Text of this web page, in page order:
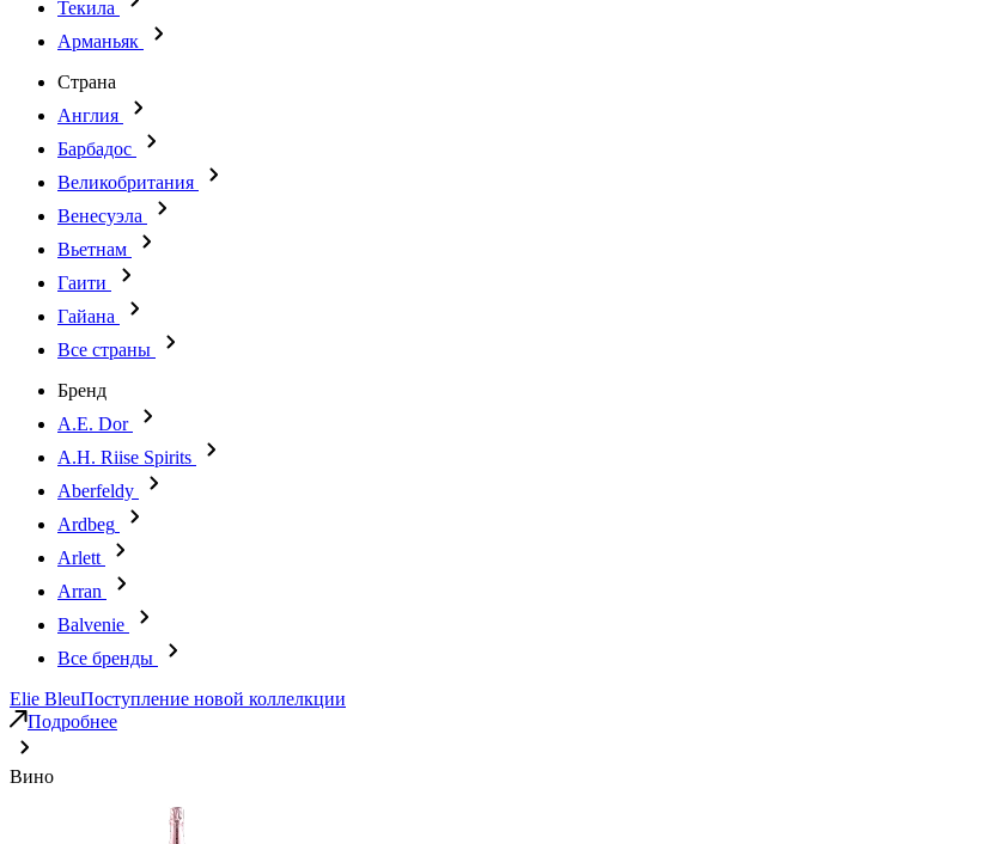
Текила
Арманьяк
Страна
Англия
Барбадос
Великобритания
Венесуэла
Вьетнам
Гаити
Гайана
Все страны
Бренд
A.E. Dor
A.H. Riise Spirits
Aberfeldy
Ardbeg
Arlett
Arran
Balvenie
Все бренды
Elie BleuПоступление новой коллелкции
Подробнее
Вино